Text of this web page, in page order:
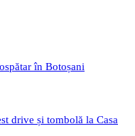
în Botoșani
drive și tombolă la Casa